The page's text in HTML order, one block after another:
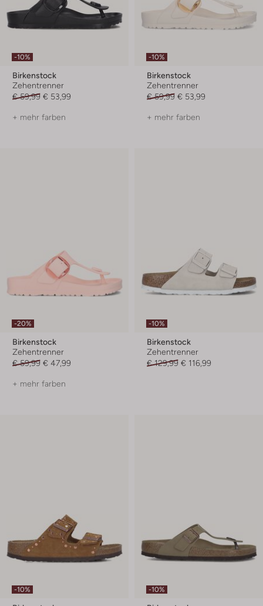
-10%
Birkenstock
Zehentrenner
€ 59,99 € 53,99
+ mehr farben
-10%
Birkenstock
Zehentrenner
€ 59,99 € 53,99
+ mehr farben
-20%
Birkenstock
Zehentrenner
€ 59,99 € 47,99
+ mehr farben
-10%
Birkenstock
Zehentrenner
€ 129,99 € 116,99
-10% -10%